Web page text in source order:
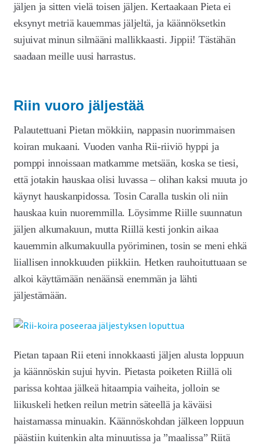
jäljen ja sitten vielä toisen jäljen. Kertaakaan Pieta ei
eksynyt metriä kauemmas jäljeltä, ja käännöksetkin
sujuivat minun silmääni mallikkaasti. Jippii! Tästähän
saadaan meille uusi harrastus.
Riin vuoro jäljestää
Palautettuani Pietan mökkiin, nappasin nuorimmaisen
koiran mukaani. Vuoden vanha Rii-riiviö hyppi ja
pomppi innoissaan matkamme metsään, koska se tiesi,
että jotakin hauskaa olisi luvassa – olihan kaksi muuta jo
käynyt hauskanpidossa. Tosin Caralla tuskin oli niin
hauskaa kuin nuoremmilla. Löysimme Riille suunnatun
jäljen alkumakuun, mutta Riillä kesti jonkin aikaa
kauemmin alkumakuulla pyöriminen, tosin se meni ehkä
liiallisen innokkuuden piikkiin. Hetken rauhoituttuaan se
alkoi käyttämään nenäänsä enemmän ja lähti
jäljestämään.
Pietan tapaan Rii eteni innokkaasti jäljen alusta loppuun
ja käännöskin sujui hyvin. Pietasta poiketen Riillä oli
parissa kohtaa jälkeä hitaampia vaiheita, jolloin se
liikuskeli hetken reilun metrin säteellä ja käväisi
haistamassa minuakin. Käännöskohdan jälkeen loppuun
päästiin kuitenkin alta minuutissa ja ”maalissa” Riitä